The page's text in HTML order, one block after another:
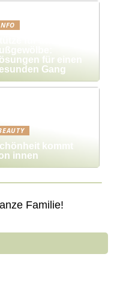
für einen
Gang
kommt
innen
Familie!